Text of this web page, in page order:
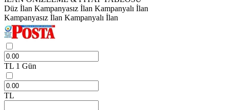
Düz İlan Kampanyasız İlan Kampanyalı İlan
Kampanyasız İlan Kampanyalı İlan
TL 1 Gün
TL